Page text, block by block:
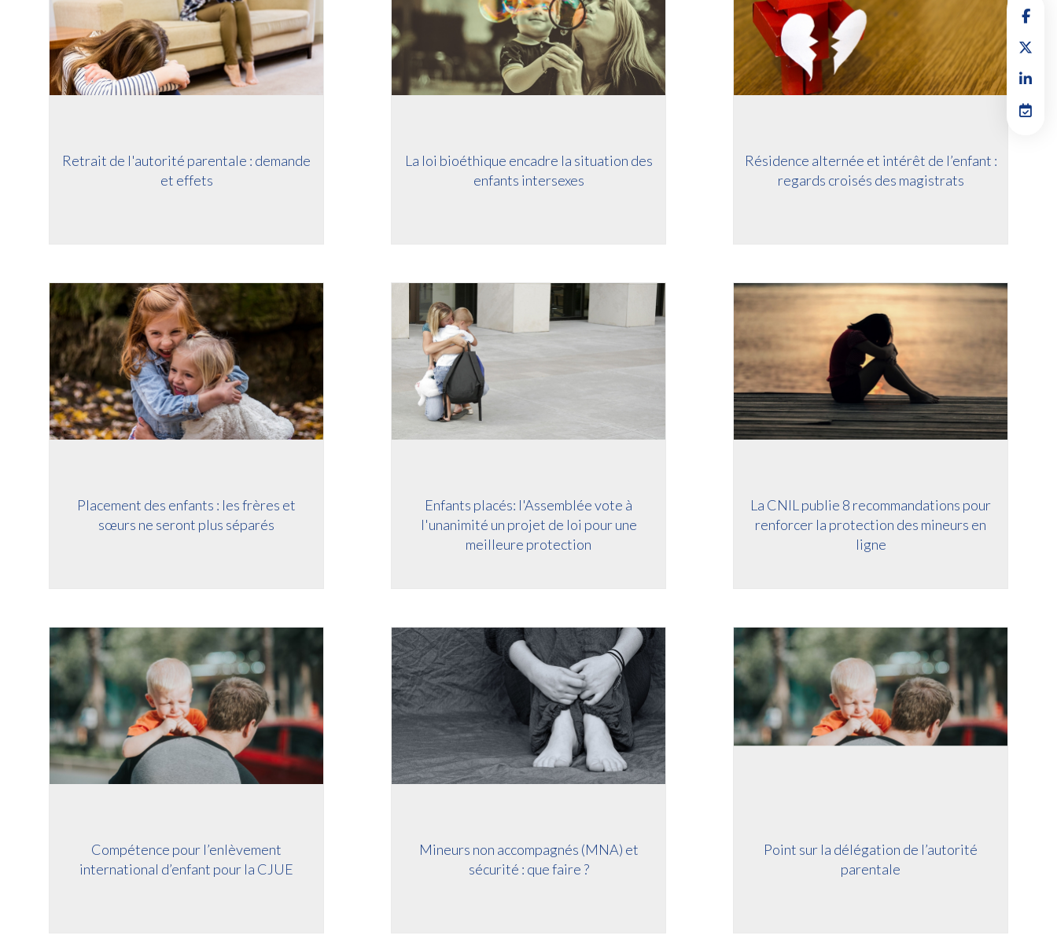
Retrait de l'autorité parentale : demande
et effets
La loi bioéthique encadre la situation des
enfants intersexes
Résidence alternée et intérêt de l’enfant :
regards croisés des magistrats
Placement des enfants : les frères et
sœurs ne seront plus séparés
Enfants placés: l'Assemblée vote à
l'unanimité un projet de loi pour une
meilleure protection
La CNIL publie 8 recommandations pour
renforcer la protection des mineurs en
ligne
Compétence pour l’enlèvement
international d’enfant pour la CJUE
Mineurs non accompagnés (MNA) et
sécurité : que faire ?
Point sur la délégation de l’autorité
parentale
Nous avons recours à des cookies techniques pour assurer le bon
fonctionnement du site, nous utilisons également des cookies soumis
à votre consentement pour collecter des statistiques de visite.
Cliquez ci-dessous sur « ACCEPTER » pour accepter le dépôt de
l'ensemble des cookies ou sur « CONFIGURER » pour choisir quels
cookies nécessitant votre consentement seront déposés (cookies
CONFIGURER REFUSER ACCEPTER